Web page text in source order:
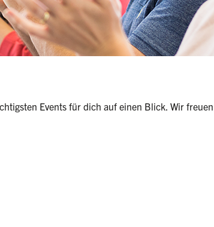
Events für dich auf einen Blick. Wir